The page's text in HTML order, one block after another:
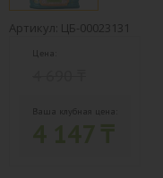
Артикул: ЦБ-00023131
Цена:
Ваша клубная цена: